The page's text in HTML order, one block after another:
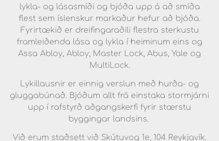
lykla- og lásasmíði og bjóða upp á að smíða
flest sem íslenskur markaður hefur að bjóða.
Fyrirtækið er dreifingaraðili flestra sterkustu
framleiðenda lása og lykla í heiminum eins og
Assa Abloy, Abloy, Master Lock, Abus, Yale og
MultiLock.
Lykillausnir er einnig verslun með hurða- og
gluggabúnað. Bjóðum allt frá einstaka stormjárni
upp í rafstyrð aðgangskerfi fyrir stærstu
byggingar landsins.
Við erum staðsett við Skútuvog 1e, 104 Reykjavík.